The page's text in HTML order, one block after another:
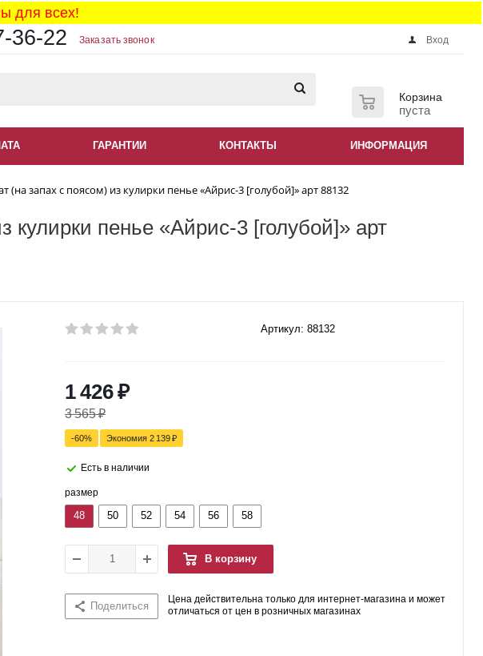
для всех!
36-22 Заказать звонок Вход
Корзина
пуста
ГАРАНТИИ КОНТАКТЫ ИНФОРМАЦИЯ
(на запах с поясом) из кулирки пенье «Айрис-3 [голубой]» арт 88132
пенье «Айрис-3 [голубой]» арт
Артикул: 88132
1 426₽
3 565₽
-60% Экономия 2 139₽
Есть в наличии
размер
48 50 52 54 56 58
В корзину
Поделиться
Цена действительна только для интернет-магазина и может
отличаться от цен в розничных магазинах